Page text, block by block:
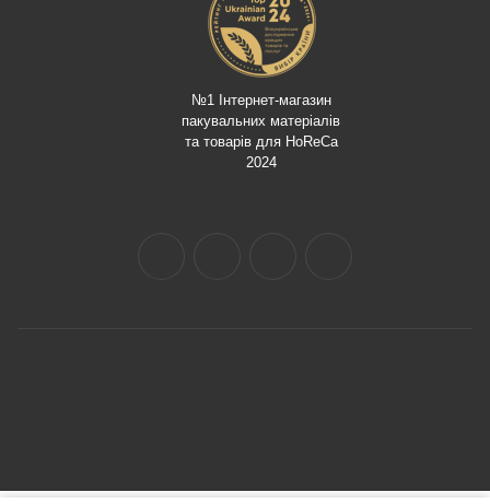
№1 Інтернет-магазин
пакувальних матеріалів
та товарів для HoReCa
2024